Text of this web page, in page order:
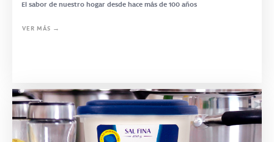
El sabor de nuestro hogar desde hace más de 100 años
VER MÁS →